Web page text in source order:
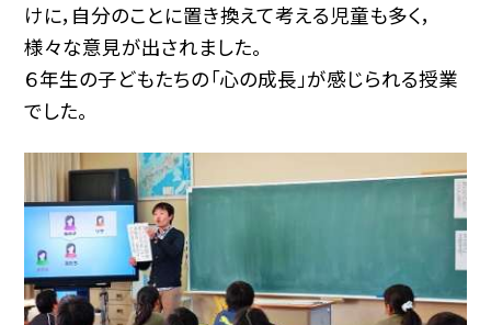
けに，自分のことに置き換えて考える児童も多く，
様々な意見が出されました。
６年生の子どもたちの「心の成長」が感じられる授業
でした。